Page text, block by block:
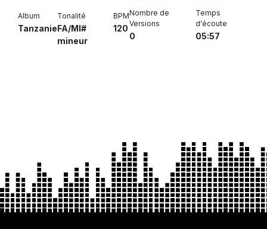
Album
Tanzanie
Tonalité
FA/MI#
mineur
BPM
120
Nombre de
Versions
0
Temps
d'écoute
05:57